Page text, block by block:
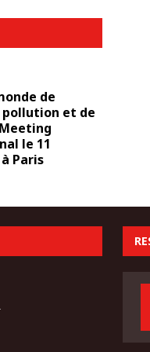
de
pollution et de
le 11
Paris